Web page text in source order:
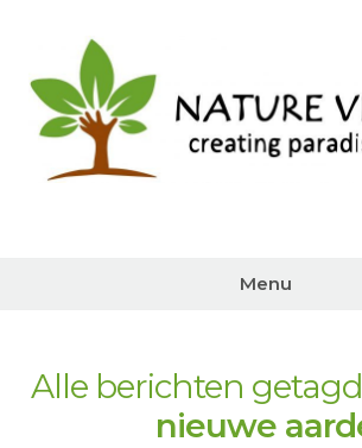
inhoud
Menu
Alle berichten getagd
nieuwe